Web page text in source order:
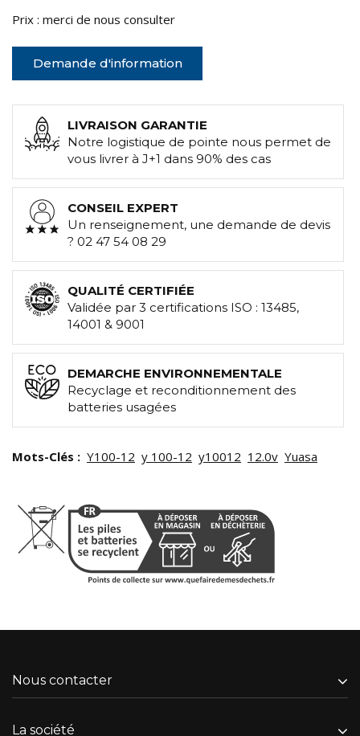
Prix : merci de nous consulter
Demande d'information
LIVRAISON GARANTIE
Notre logistique de pointe nous permet de
vous livrer à J+1 dans 90% des cas
CONSEIL EXPERT
Un renseignement, une demande de devis
? 02 47 54 08 29
QUALITÉ CERTIFIÉE
Validée par 3 certifications ISO : 13485,
14001 & 9001
DEMARCHE ENVIRONNEMENTALE
Recyclage et reconditionnement des
batteries usagées
Mots-Clés : Y100-12 y 100-12 y10012 12.0v Yuasa
Nous contacter
La société